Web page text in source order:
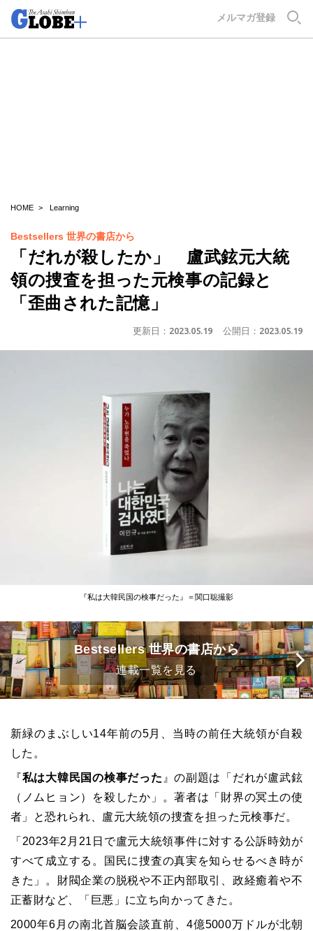
メルマガ登録
HOME Learning
Bestsellers 世界の書店から
「だれが殺したか」 盧武鉉元大統
領の捜査を担った元検事の記録と
「歪曲された記憶」
更新日： 2023.05.19 公開日： 2023.05.19
『私は大韓民国の検事だった』＝関口聡撮影
Bestsellers 世界の書店から
連載一覧を見る
新緑のまぶしい14年前の5月、当時の前任大統領が自殺
した。
『私は大韓民国の検事だった 』の副題は「だれが盧武鉉
（ノムヒョン）を殺したか」。著者は「財界の冥土の使
者」と恐れられ、盧元大統領の捜査を担った元検事だ。
「2023年2月21日で盧元大統領事件に対する公訴時効が
すべて成立する。国民に捜査の真実を知らせるべき時が
きた」。財閥企業の脱税や不正内部取引、政経癒着や不
正蓄財など、「巨悪」に立ち向かってきた。
2000年6月の南北首脳会談直前、4億5000万ドルが北朝